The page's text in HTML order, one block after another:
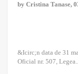
by Cristina Tanase,
&Icirc;n data de 31
Oficial nr. 507,